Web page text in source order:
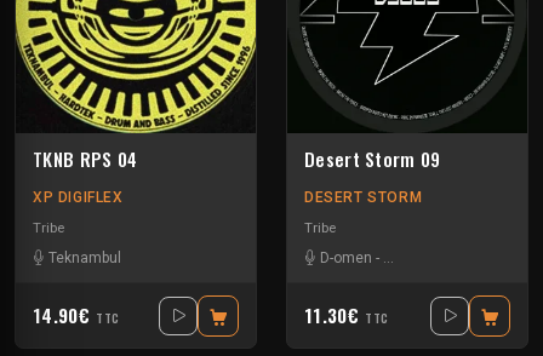
TKNB RPS 04
XP DIGIFLEX
Tribe
Teknambul
14.90€ TTC
Desert Storm 09
DESERT STORM
Tribe
D-omen - Damian Hender Son
11.30€ TTC